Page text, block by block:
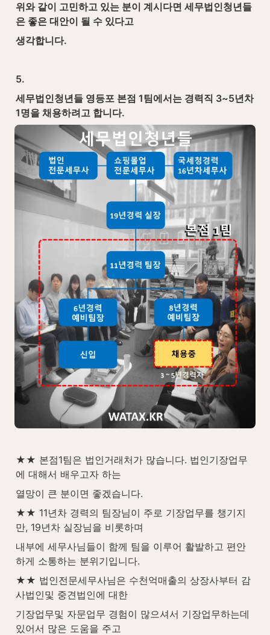
위와 같이 고민하고 있는 분이 계시다면 세무법인청년들
은 좋은 대안이 될 수 있다고
생각합니다.
5.
세무법인청년들 영등포 본점 1팀에서는 경력직 3~5년차
1명을 채용하려고 합니다.
★★ 본점1팀은 법인거래처가 많습니다. 법인기장업무
에 대해서 배우고자 하는
열망이 큰 분이면 좋겠습니다.
★★ 11년차 경력의 팀장님이 주로 기장업무를 챙기지
만, 19년차 실장님을 비롯하며
내부에 세무사님들이 함께 팀을 이루어 활발하고 편안
하게 소통하는 분위기입니다.
★★ 법인전문세무사님은 수천억매출의 상장사부터 감
사법인및 중견법인에 대한
기장업무및 자문업무 경험이 많으셔서 기장업무하는데
있어서 많은 도움을 주고